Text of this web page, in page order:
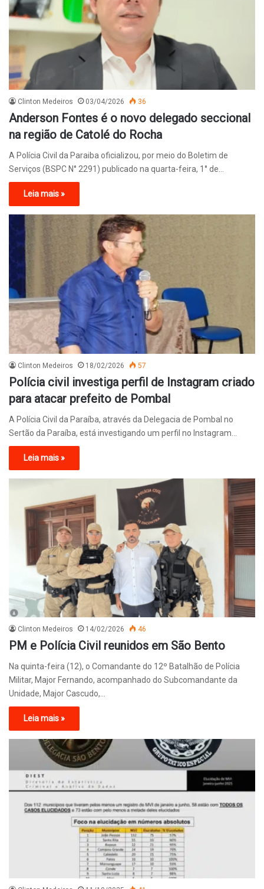
Clinton Medeiros 03/04/2026 36
Anderson Fontes é o novo delegado seccional
na região de Catolé do Rocha
A Polícia Civil da Paraiba oficializou, por meio do Boletim de
Serviços (BSPC N° 2291) publicado na quarta-feira, 1° de…
Leia mais »
Clinton Medeiros 18/02/2026 57
Polícia civil investiga perfil de Instagram criado
para atacar prefeito de Pombal
A Polícia Civil da Paraíba, através da Delegacia de Pombal no
Sertão da Paraíba, está investigando um perfil no Instagram…
Leia mais »
Clinton Medeiros 14/02/2026 46
PM e Polícia Civil reunidos em São Bento
Na quinta-feira (12), o Comandante do 12º Batalhão de Polícia
Militar, Major Fernando, acompanhado do Subcomandante da
Unidade, Major Cascudo,…
Leia mais »